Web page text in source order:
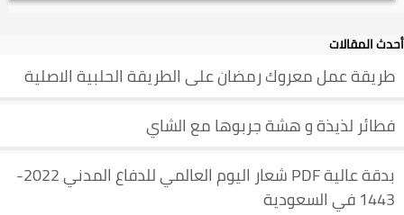
أحدث المقالات
طريقة عمل معروك رمضان على الطريقة الحلبية الاصلية
فطائر لذيذة و هشة جربوها مع الشاي
بدقة عالية PDF شعار اليوم العالمي للدفاع المدني 2022-
1443 في السعودية